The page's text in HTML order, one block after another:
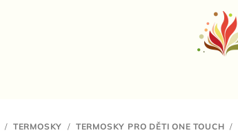
/ TERMOSKY / TERMOSKY PRO DĚTI ONE TOUCH /